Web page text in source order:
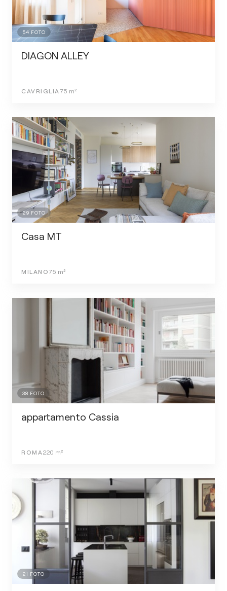
54 FOTO
DIAGON ALLEY
CAVRIGLIA 75 m²
29 FOTO
Casa MT
MILANO75 m²
38 FOTO
appartamento Cassia
ROMA 220 m²
21 FOTO